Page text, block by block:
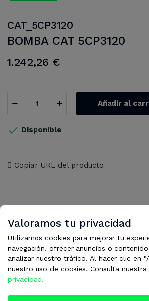
CAT_5CP3120
BOMBA CAT 5CP3120
1.242,26 €
Añadir al
 Disponible
Copiar URL del producto
16 otros productos en la
categoría:
Valoramos tu privacidad
Utilizamos cookies para mejorar tu
navegación, ofrecer anuncios o
analizar nuestro tráfico. Al hacer clic en
nuestro uso de cookies. Consulta nuestra
privacidad.